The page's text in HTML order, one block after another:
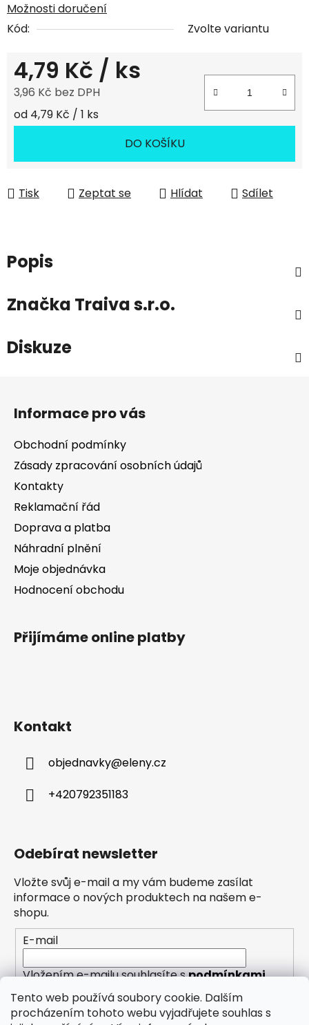
Tento web používá soubory cookie. Dalším
procházením tohoto webu vyjadřujete souhlas s
Možnosti doručení
Kód:
Zvolte variantu
4,79 Kč / ks
3,96 Kč bez DPH
Měrná cena:
od 4,79 Kč / 1 ks
DO KOŠÍKU
Tisk Zeptat se Hlídat Sdílet
Popis
Značka Traiva s.r.o.
Diskuze
Informace pro vás
Obchodní podmínky
Zásady zpracování osobních údajů
Kontakty
Reklamační řád
Doprava a platba
Náhradní plnění
Moje objednávka
Hodnocení obchodu
Přijímáme online platby
Kontakt
objednavky@eleny.cz
+420792351183
Odebírat newsletter
Vložte svůj e-mail a my vám budeme zasílat
informace o nových produktech na našem e-
shopu.
E-mail
Vložením e-mailu souhlasíte spodmínkami
ochrany osobních údajů